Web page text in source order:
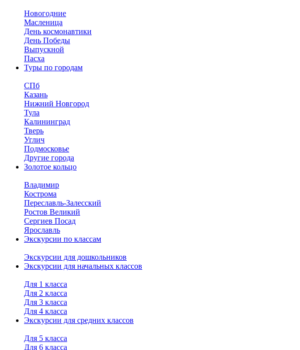
Новогодние
Масленица
День космонавтики
День Победы
Выпускной
Пасха
Туры по городам
СПб
Казань
Нижний Новгород
Тула
Калининград
Тверь
Углич
Подмосковье
Другие города
Золотое кольцо
Владимир
Кострома
Переславль-Залесский
Ростов Великий
Сергиев Посад
Ярославль
Экскурсии по классам
Экскурсии для дошкольников
Экскурсии для начальных классов
Для 1 класса
Для 2 класса
Для 3 класса
Для 4 класса
Экскурсии для средних классов
Для 5 класса
Для 6 класса